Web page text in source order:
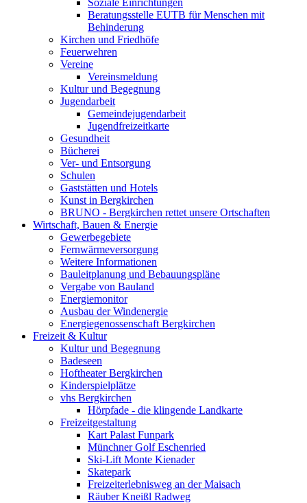
Soziale Einrichtungen
Beratungsstelle EUTB für Menschen mit
Behinderung
Kirchen und Friedhöfe
Feuerwehren
Vereine
Vereinsmeldung
Kultur und Begegnung
Jugendarbeit
Gemeindejugendarbeit
Jugendfreizeitkarte
Gesundheit
Bücherei
Ver- und Entsorgung
Schulen
Gaststätten und Hotels
Kunst in Bergkirchen
BRUNO - Bergkirchen rettet unsere Ortschaften
Wirtschaft, Bauen & Energie
Gewerbegebiete
Fernwärmeversorgung
Weitere Informationen
Bauleitplanung und Bebauungspläne
Vergabe von Bauland
Energiemonitor
Ausbau der Windenergie
Energiegenossenschaft Bergkirchen
Freizeit & Kultur
Kultur und Begegnung
Badeseen
Hoftheater Bergkirchen
Kinderspielplätze
vhs Bergkirchen
Hörpfade - die klingende Landkarte
Freizeitgestaltung
Kart Palast Funpark
Münchner Golf Eschenried
Ski-Lift Monte Kienader
Skatepark
Freizeiterlebnisweg an der Maisach
Räuber Kneißl Radweg